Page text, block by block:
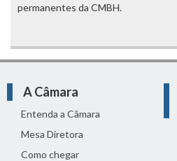
permanentes da CMBH.
A Câmara
Entenda a Câmara
Mesa Diretora
Como chegar